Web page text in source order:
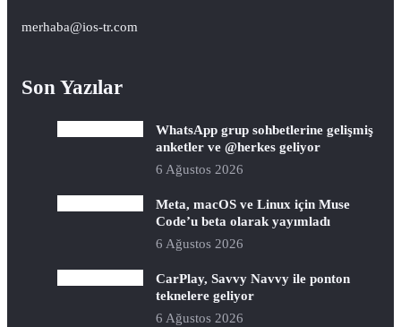
merhaba@ios-tr.com
Son Yazılar
WhatsApp grup sohbetlerine gelişmiş
anketler ve @herkes geliyor
6 Ağustos 2026
Meta, macOS ve Linux için Muse
Code’u beta olarak yayımladı
6 Ağustos 2026
CarPlay, Savvy Navvy ile ponton
teknelere geliyor
6 Ağustos 2026